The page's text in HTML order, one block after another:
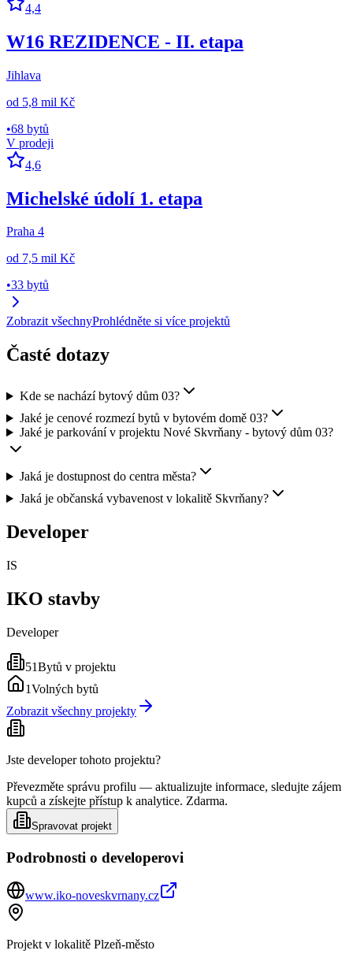
4,4
W16 REZIDENCE - II. etapa
Jihlava
od 5,8 mil Kč
•68 bytů
V prodeji
4,6
Michelské údolí 1. etapa
Praha 4
od 7,5 mil Kč
•33 bytů
Zobrazit všechnyProhlédněte si více projektů
Časté dotazy
Kde se nachází bytový dům 03?
Jaké je cenové rozmezí bytů v bytovém domě 03?
Jaké je parkování v projektu Nové Skvrňany - bytový dům 03?
Jaká je dostupnost do centra města?
Jaká je občanská vybavenost v lokalitě Skvrňany?
Developer
IS
IKO stavby
Developer
51Bytů v projektu
1Volných bytů
Zobrazit všechny projekty
Jste developer tohoto projektu?
Převezměte správu profilu — aktualizujte informace, sledujte zájem
kupců a získejte přístup k analytice. Zdarma.
Spravovat projekt
Podrobnosti o developerovi
www.iko-noveskvrnany.cz
Projekt v lokalitě Plzeň-město